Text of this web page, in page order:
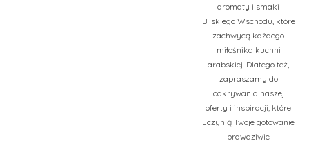
aromaty i smaki
Bliskiego Wschodu, które
zachwycą każdego
miłośnika kuchni
arabskiej. Dlatego też,
zapraszamy do
odkrywania naszej
oferty i inspiracji, które
uczynią Twoje gotowanie
prawdziwie